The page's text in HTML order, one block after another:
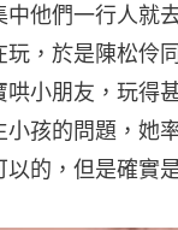
中他們一行人就
玩，於是陳松伶
哄小朋友，玩得
小孩的問題，她
以的，但是確實